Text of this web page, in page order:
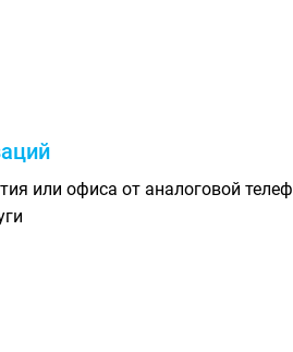
или офиса от аналоговой